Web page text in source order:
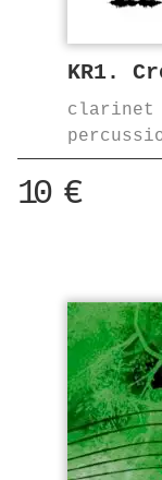
KR1.
clarinet
10 €